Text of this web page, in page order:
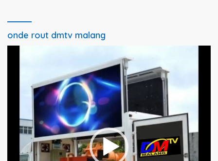
onde rout dmtv malang